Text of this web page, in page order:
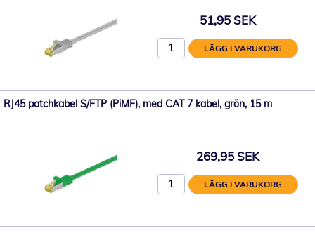
51,95 SEK
LÄGG I VARUKORG
RJ45 patchkabel S/FTP (PiMF), med CAT 7 kabel, grön, 15 m
269,95 SEK
LÄGG I VARUKORG